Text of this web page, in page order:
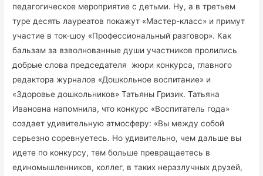
педагогическое мероприятие с детьми. Ну, а в третьем
туре десять лауреатов покажут «Мастер-класс» и примут
участие в ток-шоу «Профессиональный разговор». Как
бальзам за взволнованные души участников пролились
добрые слова председателя жюри конкурса, главного
редактора журналов «Дошкольное воспитание» и
«Здоровье дошкольников» Татьяны Гризик. Татьяна
Ивановна напомнила, что конкурс «Воспитатель года»
создает удивительную атмосферу: «Вы между собой
серьезно соревнуетесь. Но удивительно, чем дальше вы
идете по конкурсу, тем больше превращаетесь в
единомышленников, коллег, в таких неразлучных друзей,